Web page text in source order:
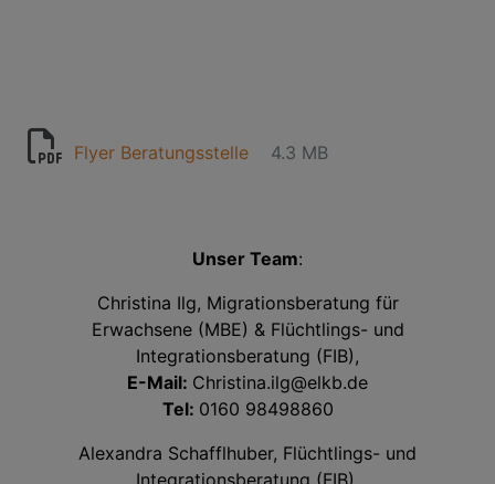
Flyer Beratungsstelle 4.3 MB
Unser Team:
Christina Ilg, Migrationsberatung für
Erwachsene (MBE) & Flüchtlings- und
Integrationsberatung (FIB),
E-Mail: Christina.ilg@elkb.de
Tel: 0160 98498860
Alexandra Schafflhuber, Flüchtlings- und